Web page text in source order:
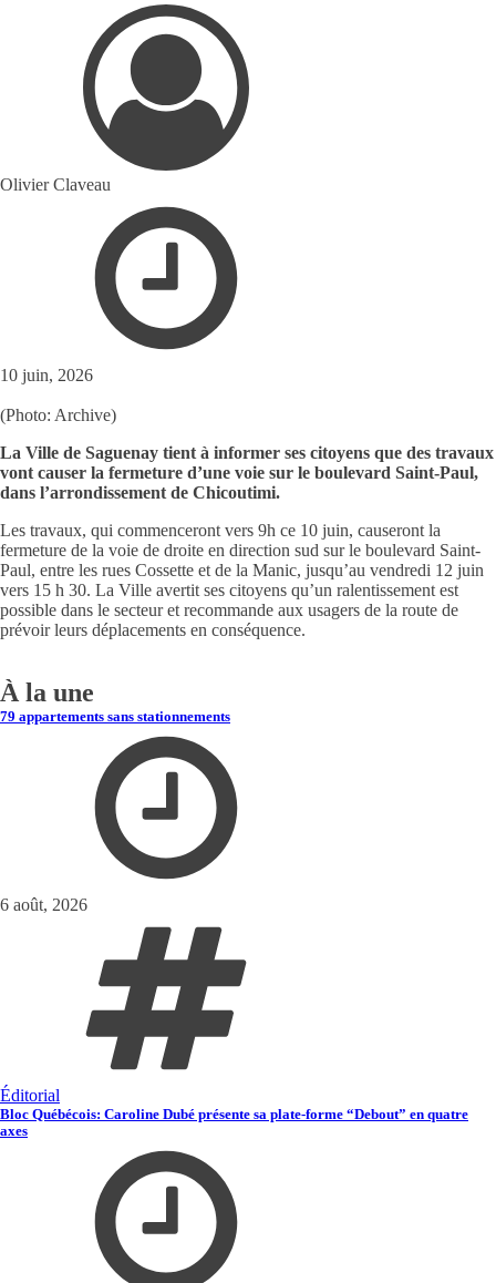
Olivier Claveau
10 juin, 2026
(Photo: Archive)
La Ville de Saguenay tient à informer ses citoyens que des travaux
vont causer la fermeture d’une voie sur le boulevard Saint-Paul,
dans l’arrondissement de Chicoutimi.
Les travaux, qui commenceront vers 9h ce 10 juin, causeront la
fermeture de la voie de droite en direction sud sur le boulevard Saint-
Paul, entre les rues Cossette et de la Manic, jusqu’au vendredi 12 juin
vers 15 h 30. La Ville avertit ses citoyens qu’un ralentissement est
possible dans le secteur et recommande aux usagers de la route de
prévoir leurs déplacements en conséquence.
À la une
79 appartements sans stationnements
6 août, 2026
Éditorial
Bloc Québécois: Caroline Dubé présente sa plate-forme “Debout” en quatre
axes